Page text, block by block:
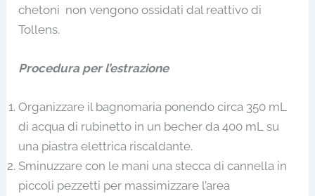
chetoni non vengono ossidati dal reattivo di
Tollens.
Procedura per l’estrazione
Organizzare il bagnomaria ponendo circa 350 mL
di acqua di rubinetto in un becher da 400 mL su
una piastra elettrica riscaldante.
Sminuzzare con le mani una stecca di cannella in
piccoli pezzetti per massimizzare l’area